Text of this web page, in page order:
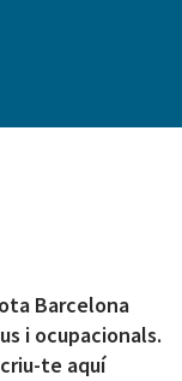
Barcelona
i ocupacionals.
te aquí